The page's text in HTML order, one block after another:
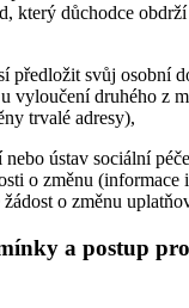
který důchodce
předložit svůj osobní
vyloučení druhého z
trvalé adresy),
nebo ústav sociální
o změnu (informace
o změnu
a postup